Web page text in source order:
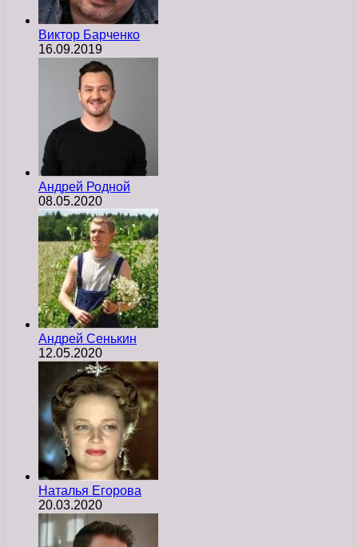
Виктор Барченко
16.09.2019
Андрей Родной
08.05.2020
Андрей Сенькин
12.05.2020
Наталья Егорова
20.03.2020